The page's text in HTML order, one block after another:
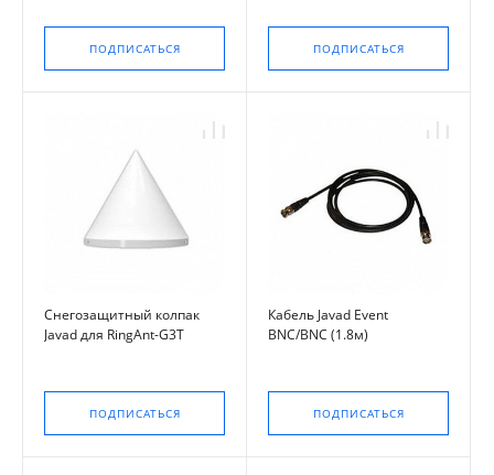
ПОДПИСАТЬСЯ ПОДПИСАТЬСЯ
Снегозащитный колпак
Javad для RingAnt-G3T
ПОДПИСАТЬСЯ
Кабель Javad Event
BNC/BNC (1.8м)
ПОДПИСАТЬСЯ